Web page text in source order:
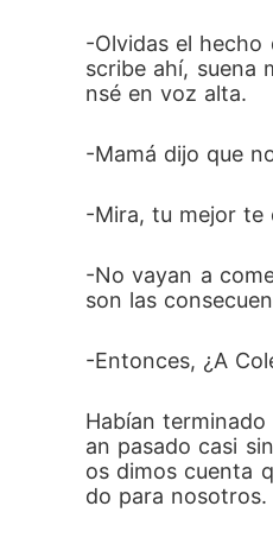
-Olvidas el
scribe ahí, suena
nsé en voz alta.
-Mamá dijo que
-Mira, tu mejor te
-No vayan a
son las
-Entonces, ¿A
Habían
an pasado casi
os dimos cuenta
do para nosotros.